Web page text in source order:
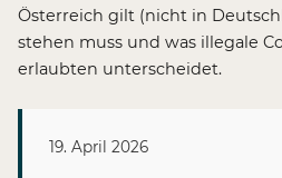
Österreich gilt (nicht in
stehen muss und was illegale
erlaubten unterscheidet.
19. April 2026